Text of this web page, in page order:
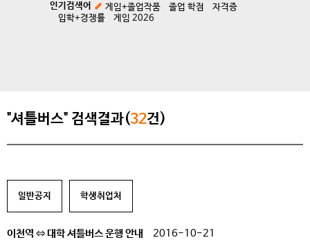
인기검색어 게임+졸업작품 졸업 학점
자격증
입학+경쟁률
게임 2026
"셔틀버스" 검색결과(32건)
일반공지 학생취업처
이천역 ⇔ 대학 셔틀버스 운행 안내 2016-10-21